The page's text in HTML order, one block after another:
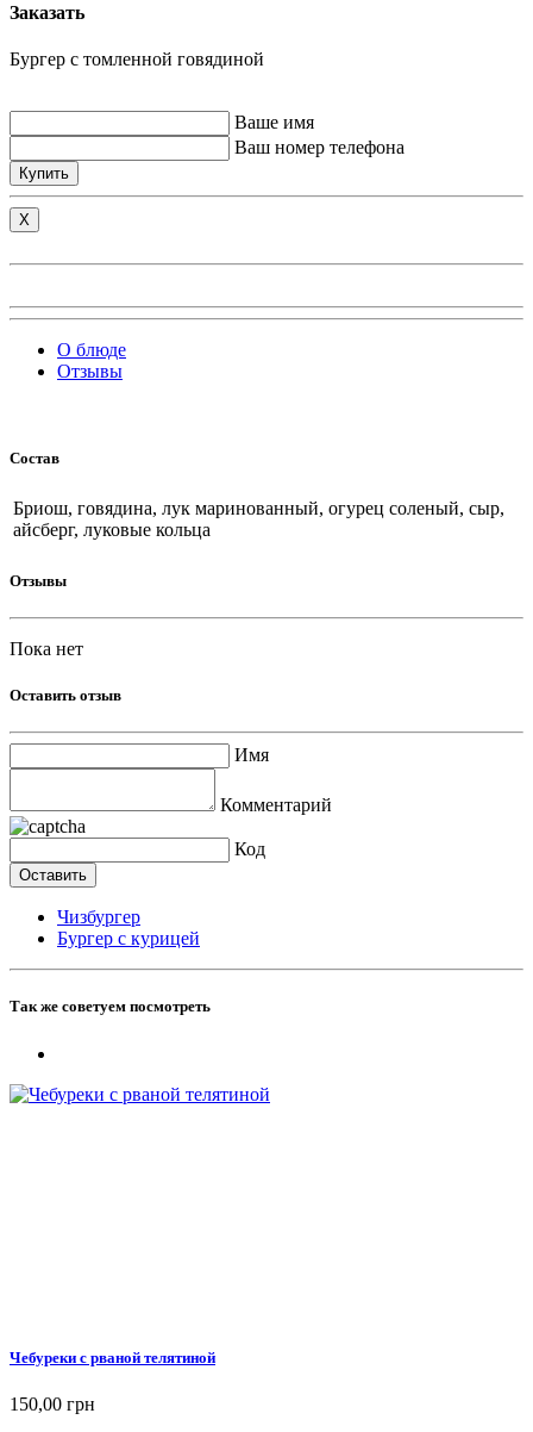
Заказать
Бургер с томленной говядиной
Ваше имя
Ваш номер телефона
Купить
X
О блюде
Отзывы
Состав
Бриош, говядина, лук маринованный, огурец соленый, сыр,
айсберг, луковые кольца
Отзывы
Пока нет
Оставить отзыв
Имя
Комментарий
Код
Чизбургер
Бургер с курицей
Так же советуем посмотреть
Чебуреки с рваной телятиной
150,00 грн